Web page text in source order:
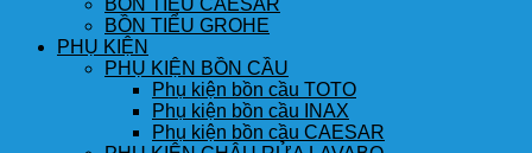
BỒN TIỂU CAESAR
BỒN TIỂU GROHE
PHỤ KIỆN
PHỤ KIỆN BỒN CẦU
Phụ kiện bồn cầu TOTO
Phụ kiện bồn cầu INAX
Phụ kiện bồn cầu CAESAR